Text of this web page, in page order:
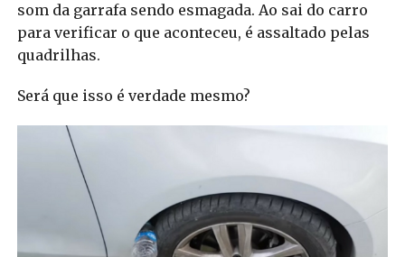
som da garrafa sendo esmagada. Ao sai do carro
para verificar o que aconteceu, é assaltado pelas
quadrilhas.
Será que isso é verdade mesmo?